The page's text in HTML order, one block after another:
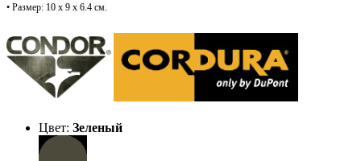
• Размер: 10 х 9 х 6.4 см.
Цвет: Зеленый